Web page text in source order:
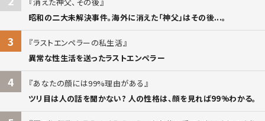
昭和の二大未解決事件。海外に消えた「神父」はその後...。
3
ラストエンペラーの私生活
異常な性生活を送ったラストエンペラー
4
あなたの顔には99%理由がある
ツリ目は人の話を聞かない? 人の性格は、顔を見れば99%わかる。